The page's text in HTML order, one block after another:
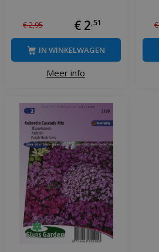
€2,95 € 2,51
Meer info
IN WINKELWAGEN
€